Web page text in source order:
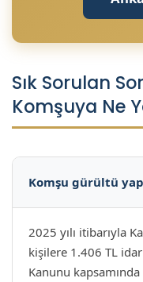
Sık Sorulan
Komşuya Ne
Komşu gürültü
2025 yılı itibarıyla
kişilere 1.406 TL
Kanunu